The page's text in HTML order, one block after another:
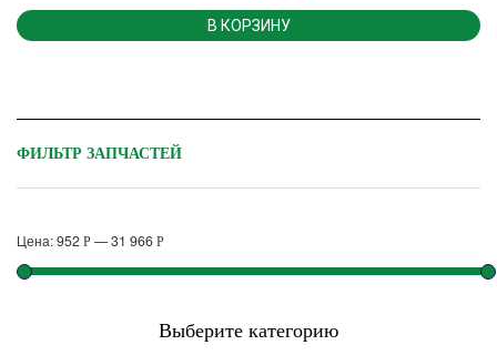
В КОРЗИНУ
ФИЛЬТР ЗАПЧАСТЕЙ
Цена:952 Р —31 966 Р
Выберите категорию